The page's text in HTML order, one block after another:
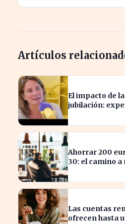
Artículos
El impacto de
jubilación:
Ahorrar 200
30: el camino
Las cuentas
ofrecen hasta